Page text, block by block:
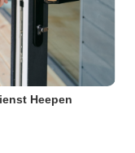
Heepen